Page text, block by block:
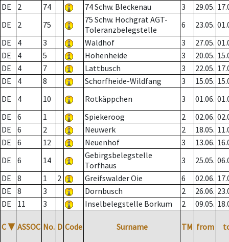
DE
2 74 74 Schw. Bleckenau 3 29.05.
DE
2 75
75 Schw. Hochgrat AGT-
Toleranzbelegstelle
6 23.05.
DE
4 3 Waldhof 3 27.05.
DE
4 5 Hohenheide 3 20.05.
DE
4 7 Lattbusch 3 22.05.
DE
4 8 Schorfheide-Wildfang 3 15.05.
DE
4 10 Rotkäppchen 3 01.06.
DE
6 1 Spiekeroog 2 02.06.
DE
6 2 Neuwerk 2 18.05.
DE
6 12 Neuenhof 3 13.06.
DE
6 14
Gebirgsbelegstelle
Torfhaus
3 25.05.
DE
8 1 2 Greifswalder Oie 6 02.06.
DE
8 3 Dornbusch 2 26.06.
DE
11 3 Inselbelegstelle Borkum 2 09.05.
C ▼ ASSOC No. D Code Surname TM from